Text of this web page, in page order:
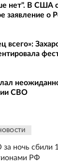
нет". В США
заявление о
всего»:
СВО
ночь сбили
РФ